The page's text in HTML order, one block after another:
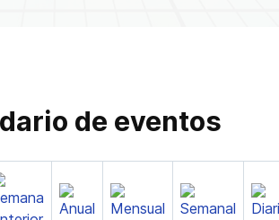
de eventos